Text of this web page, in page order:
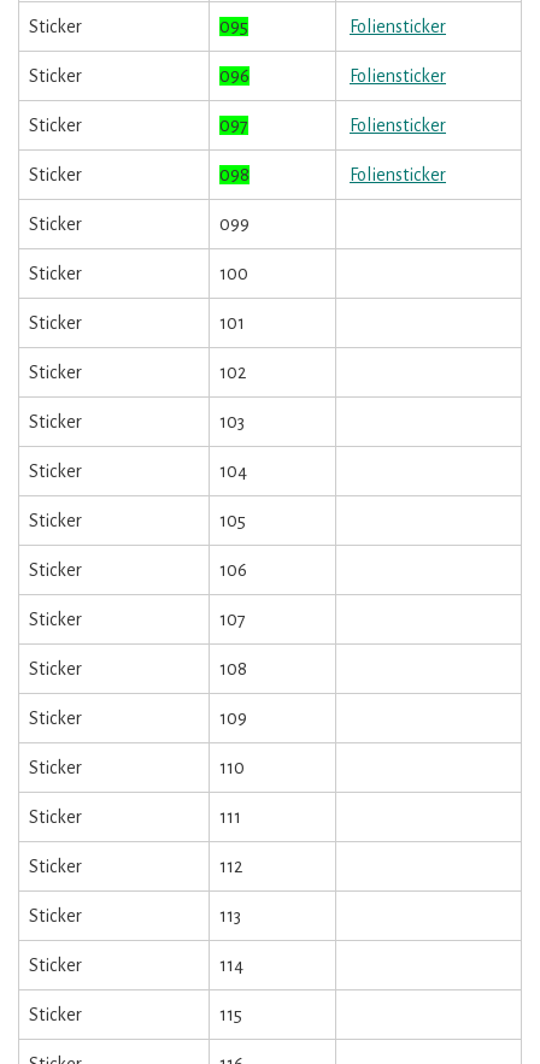
Sticker 095 Foliensticker
Sticker 096 Foliensticker
Sticker 097 Foliensticker
Sticker 098 Foliensticker
Sticker 099
Sticker 100
Sticker 101
Sticker 102
Sticker 103
Sticker 104
Sticker 105
Sticker 106
Sticker 107
Sticker 108
Sticker 109
Sticker 110
Sticker 111
Sticker 112
Sticker 113
Sticker 114
Sticker 115